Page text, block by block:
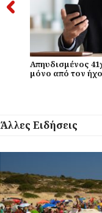
Απηυδισμένος
μόνο από τον
Άλλες Ειδήσεις